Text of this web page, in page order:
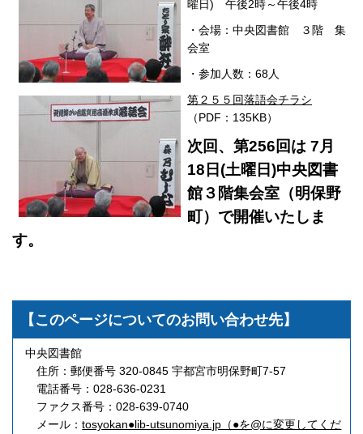
曜日) 午後2時～午後4時
・会場：中央図書館 ３階 集
会室
・参加人数：68人
第２５５回落語会チラシ
（PDF：135KB）
次回、第256回は 7月
18日(土曜日)中央図書
館３階集会室（明保野
町）で開催いたしま
す。
【このページについてのお問い合わせ先】
中央図書館
住所：郵便番号 320-0845 宇都宮市明保野町7-57
電話番号：028-636-0231
ファクス番号：028-639-0740
メール：tosyokan●lib-utsunomiya.jp（●を@に変更してくだ